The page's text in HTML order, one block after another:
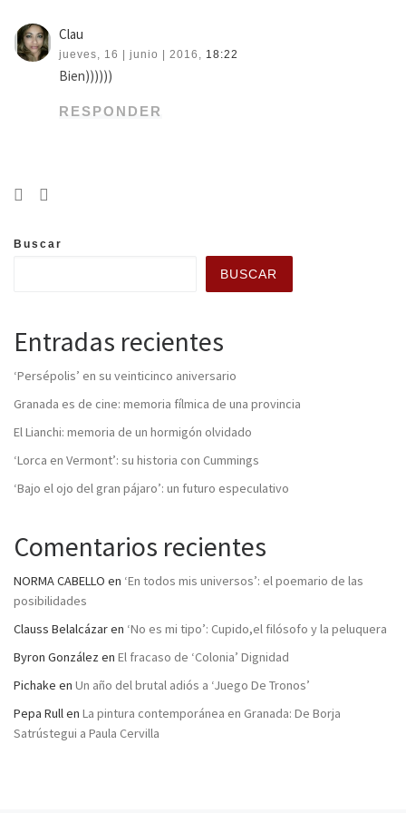
Clau
jueves, 16 | junio | 2016, 18:22
Bien))))))
RESPONDER
Buscar
BUSCAR
Entradas recientes
‘Persépolis’ en su veinticinco aniversario
Granada es de cine: memoria fílmica de una provincia
El Lianchi: memoria de un hormigón olvidado
‘Lorca en Vermont’: su historia con Cummings
‘Bajo el ojo del gran pájaro’: un futuro especulativo
Comentarios recientes
NORMA CABELLO en ‘En todos mis universos’: el poemario de las
posibilidades
Clauss Belalcázaren ‘No es mi tipo’: Cupido,el filósofo y la peluquera
Byron González en El fracaso de ‘Colonia’ Dignidad
Pichake en Un año del brutal adiós a ‘Juego De Tronos’
Pepa Rullen La pintura contemporánea en Granada: De Borja
Satrústegui a Paula Cervilla